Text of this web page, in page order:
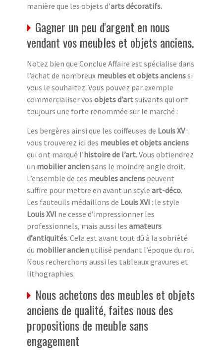
manière que les objets d’arts décoratifs.
Gagner un peu d'argent en nous
vendant vos meubles et objets anciens.
Notez bien que Conclue Affaire est spécialise dans
l’achat de nombreux meubles et objets ancienssi
vous le souhaitez. Vous pouvez par exemple
commercialiser vos objets d’artsuivants qui ont
toujours une forte renommée sur le marché :
Les bergères ainsi que les coiffeuses de Louis XV:
vous trouverez ici des meubles et objets anciens
qui ont marqué l’histoire de l’art. Vous obtiendrez
un mobilier anciensans le moindre angle droit.
L’ensemble de ces meubles anciens peuvent
suffire pour mettre en avant un style art-déco.
Les fauteuils médaillons de Louis XVI : le style
Louis XVI ne cesse d’impressionner les
professionnels, mais aussi les amateurs
d’antiquités. Cela est avant tout dû à la sobriété
du mobilier ancienutilisé pendant l’époque du roi.
Nous recherchons aussi les tableaux gravures et
lithographies.
Nous achetons des meubles et objets
anciens de qualité, faites nous des
propositions de meuble sans
engagement